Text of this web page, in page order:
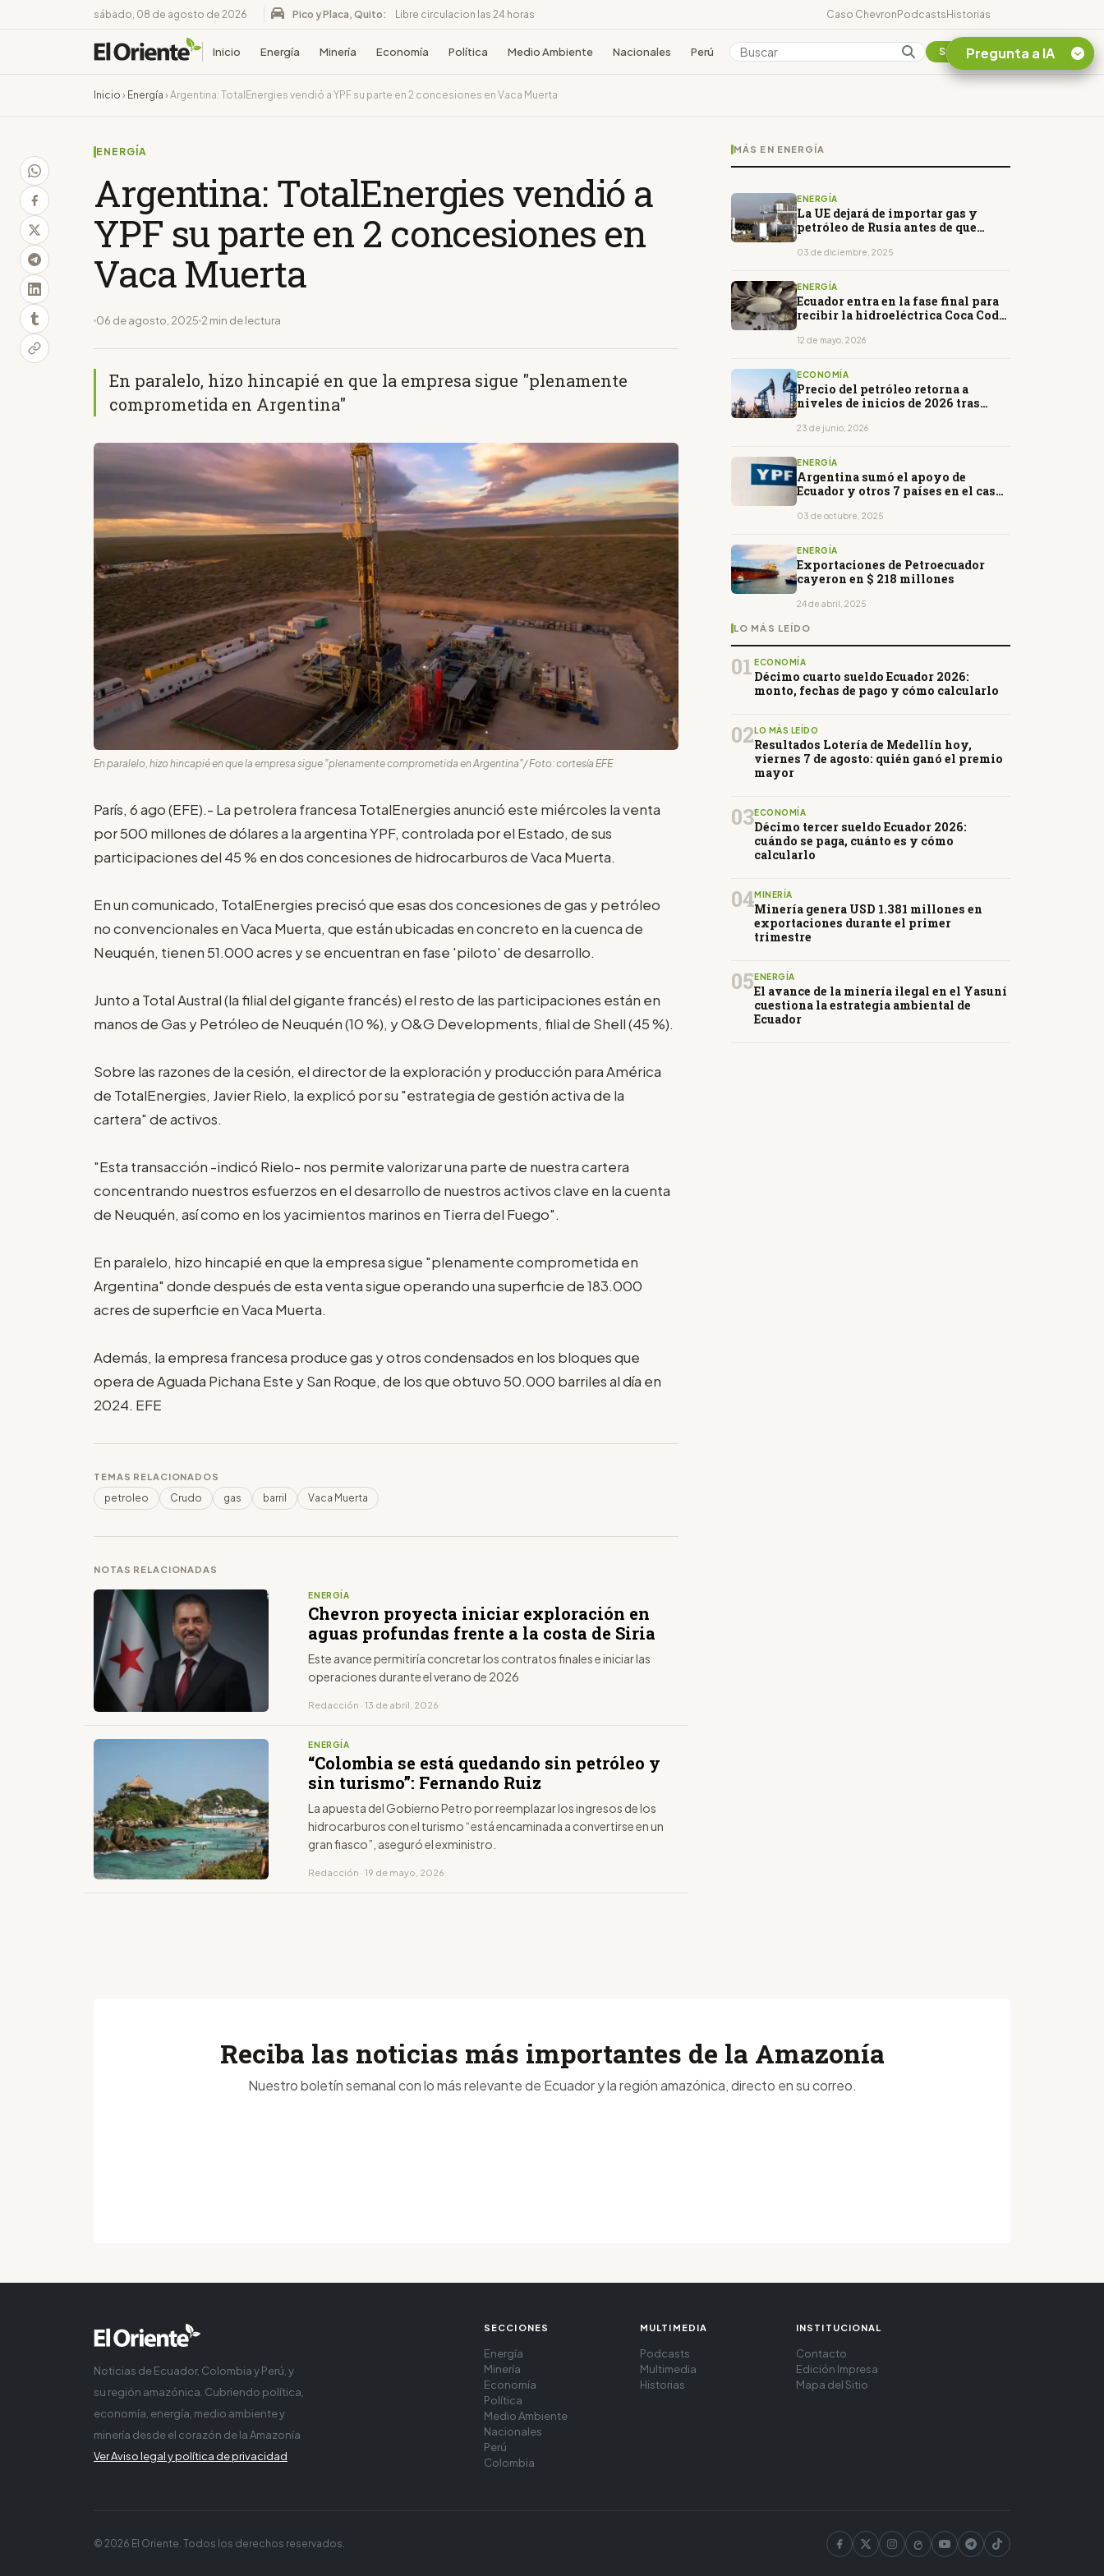
sábado, 08 de agosto de 2026 Pico y Placa, Quito: Libre circulacion las 24 horas Caso ChevronPodcastsHistorias
Inicio Energía Minería Economía Política Medio Ambiente Nacionales Perú Colombia Suscribirse
Inicio › Energía › Argentina: TotalEnergies vendió a YPF su parte en 2 concesiones en Vaca Muerta
ENERGÍA
Argentina: TotalEnergies vendió a
YPF su parte en 2 concesiones en
Vaca Muerta
06 de agosto, 2025 2 min de lectura
En paralelo, hizo hincapié en que la empresa sigue "plenamente
comprometida en Argentina"
En paralelo, hizo hincapié en que la empresa sigue "plenamente comprometida en Argentina"/ Foto: cortesía EFE
París, 6 ago (EFE).- La petrolera francesa TotalEnergies anunció este miércoles la venta
por 500 millones de dólares a la argentina YPF, controlada por el Estado, de sus
participaciones del 45 % en dos concesiones de hidrocarburos de Vaca Muerta.
En un comunicado, TotalEnergies precisó que esas dos concesiones de gas y petróleo
no convencionales en Vaca Muerta, que están ubicadas en concreto en la cuenca de
Neuquén, tienen 51.000 acres y se encuentran en fase 'piloto' de desarrollo.
Junto a Total Austral (la filial del gigante francés) el resto de las participaciones están en
manos de Gas y Petróleo de Neuquén (10 %), y O&G Developments, filial de Shell (45 %).
Sobre las razones de la cesión, el director de la exploración y producción para América
de TotalEnergies, Javier Rielo, la explicó por su "estrategia de gestión activa de la
cartera" de activos.
"Esta transacción -indicó Rielo- nos permite valorizar una parte de nuestra cartera
concentrando nuestros esfuerzos en el desarrollo de nuestros activos clave en la cuenta
de Neuquén, así como en los yacimientos marinos en Tierra del Fuego".
En paralelo, hizo hincapié en que la empresa sigue "plenamente comprometida en
Argentina" donde después de esta venta sigue operando una superficie de 183.000
acres de superficie en Vaca Muerta.
Además, la empresa francesa produce gas y otros condensados en los bloques que
opera de Aguada Pichana Este y San Roque, de los que obtuvo 50.000 barriles al día en
2024. EFE
TEMAS RELACIONADOS
petroleo Crudo gas barril Vaca Muerta
NOTAS RELACIONADAS
ENERGÍA
Chevron proyecta iniciar exploración en
aguas profundas frente a la costa de Siria
Este avance permitiría concretar los contratos finales e iniciar las
operaciones durante el verano de 2026
Redacción · 13 de abril, 2026
ENERGÍA
“Colombia se está quedando sin petróleo y
sin turismo”: Fernando Ruiz
La apuesta del Gobierno Petro por reemplazar los ingresos de los
hidrocarburos con el turismo “está encaminada a convertirse en un
gran fiasco”, aseguró el exministro.
Redacción · 19 de mayo, 2026
MÁS EN ENERGÍA
ENERGÍA
La UE dejará de importar gas y
petróleo de Rusia antes de que
03 de diciembre, 2025
ENERGÍA
Ecuador entra en la fase final para
recibir la hidroeléctrica Coca Codo
12 de mayo, 2026
ECONOMÍA
Precio del petróleo retorna a
niveles de inicios de 2026 tras
geopolíticas
23 de junio, 2026
ENERGÍA
Argentina sumó el apoyo de
Ecuador y otros 7 países en el caso
03 de octubre, 2025
ENERGÍA
Exportaciones de Petroecuador
cayeron en $ 218 millones
24 de abril, 2025
LO MÁS LEÍDO
01 ECONOMÍA
Décimo cuarto sueldo Ecuador 2026:
monto, fechas de pago y cómo calcularlo
02 LO MÁS LEÍDO
Resultados Lotería de Medellín hoy,
viernes 7 de agosto: quién ganó el premio
mayor
03ECONOMÍA
Décimo tercer sueldo Ecuador 2026:
cuándo se paga, cuánto es y cómo
calcularlo
04MINERÍA
Minería genera USD 1.381 millones en
exportaciones durante el primer
trimestre
05 ENERGÍA
El avance de la minería ilegal en el Yasuní
cuestiona la estrategia ambiental de
Ecuador
Pregunta a IA
¿En que consiste la
Reciba las noticias más importantes de la Amazonía
Nuestro boletín semanal con lo más relevante de Ecuador y la región amazónica, directo en su correo.
Noticias de Ecuador, Colombia y Perú, y
su región amazónica. Cubriendo política,
economía, energía, medio ambiente y
minería desde el corazón de la Amazonía
Ver Aviso legal y política de privacidad
SECCIONES
Energía
Minería
Economía
Política
Medio Ambiente
Nacionales
Perú
Colombia
MULTIMEDIA
Podcasts
Multimedia
Historias
INSTITUCIONAL
Contacto
Edición Impresa
Mapa del Sitio
© 2026 El Oriente. Todos los derechos reservados.